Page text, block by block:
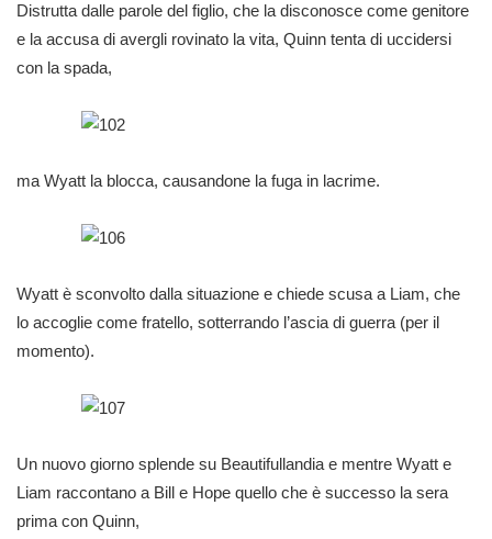
Distrutta dalle parole del figlio, che la disconosce come genitore
e la accusa di avergli rovinato la vita, Quinn tenta di uccidersi
con la spada,
ma Wyatt la blocca, causandone la fuga in lacrime.
Wyatt è sconvolto dalla situazione e chiede scusa a Liam, che
lo accoglie come fratello, sotterrando l’ascia di guerra (per il
momento).
Un nuovo giorno splende su Beautifullandia e mentre Wyatt e
Liam raccontano a Bill e Hope quello che è successo la sera
prima con Quinn,